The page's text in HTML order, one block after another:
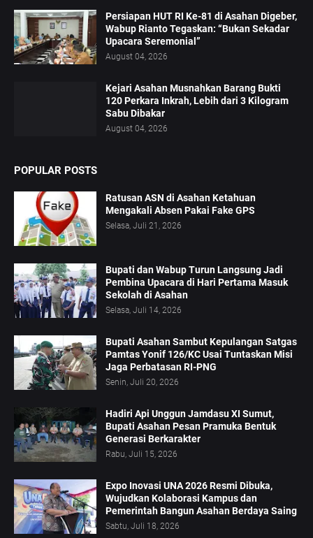
Persiapan HUT RI Ke-81 di Asahan Digeber,
Wabup Rianto Tegaskan: “Bukan Sekadar
Upacara Seremonial”
August 04, 2026
Kejari Asahan Musnahkan Barang Bukti
120 Perkara Inkrah, Lebih dari 3 Kilogram
Sabu Dibakar
August 04, 2026
POPULAR POSTS
Ratusan ASN di Asahan Ketahuan
Mengakali Absen Pakai Fake GPS
Selasa, Juli 21, 2026
Bupati dan Wabup Turun Langsung Jadi
Pembina Upacara di Hari Pertama Masuk
Sekolah di Asahan
Selasa, Juli 14, 2026
Bupati Asahan Sambut Kepulangan Satgas
Pamtas Yonif 126/KC Usai Tuntaskan Misi
Jaga Perbatasan RI-PNG
Senin, Juli 20, 2026
Hadiri Api Unggun Jamdasu XI Sumut,
Bupati Asahan Pesan Pramuka Bentuk
Generasi Berkarakter
Rabu, Juli 15, 2026
Expo Inovasi UNA 2026 Resmi Dibuka,
Wujudkan Kolaborasi Kampus dan
Pemerintah Bangun Asahan Berdaya Saing
Sabtu, Juli 18, 2026